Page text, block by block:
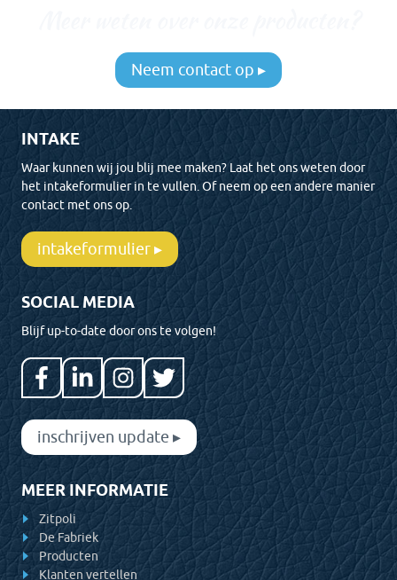
Neem contact op ▸
INTAKE
Waar kunnen wij jou blij mee maken? Laat het ons weten door
het intakeformulier in te vullen. Of neem op een andere manier
contact met ons op.
intakeformulier ▸
SOCIAL MEDIA
Blijf up-to-date door ons te volgen!
inschrijven update ▸
MEER INFORMATIE
Zitpoli
De Fabriek
Producten
Klanten vertellen